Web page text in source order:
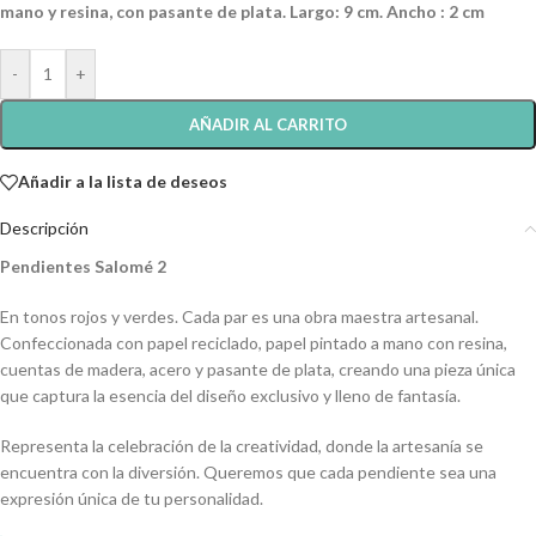
mano y resina, con pasante de plata. Largo: 9 cm. Ancho : 2 cm
- +
AÑADIR AL CARRITO
Añadir a la lista de deseos
Descripción
Pendientes Salomé 2
En tonos rojos y verdes. Cada par es una obra maestra artesanal.
Confeccionada con papel reciclado, papel pintado a mano con resina,
cuentas de madera, acero y pasante de plata, creando una pieza única
que captura la esencia del diseño exclusivo y lleno de fantasía.
Representa la celebración de la creatividad, donde la artesanía se
encuentra con la diversión. Queremos que cada pendiente sea una
expresión única de tu personalidad.